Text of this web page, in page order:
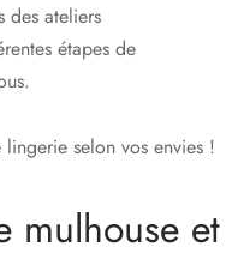
des ateliers
étapes de
selon vos envies !
mulhouse et